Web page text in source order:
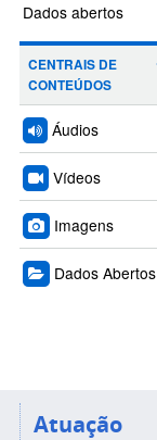
Dados abertos
CENTRAIS DE
CONTEÚDOS
Áudios
Vídeos
Imagens
Dados Abertos
Atuação